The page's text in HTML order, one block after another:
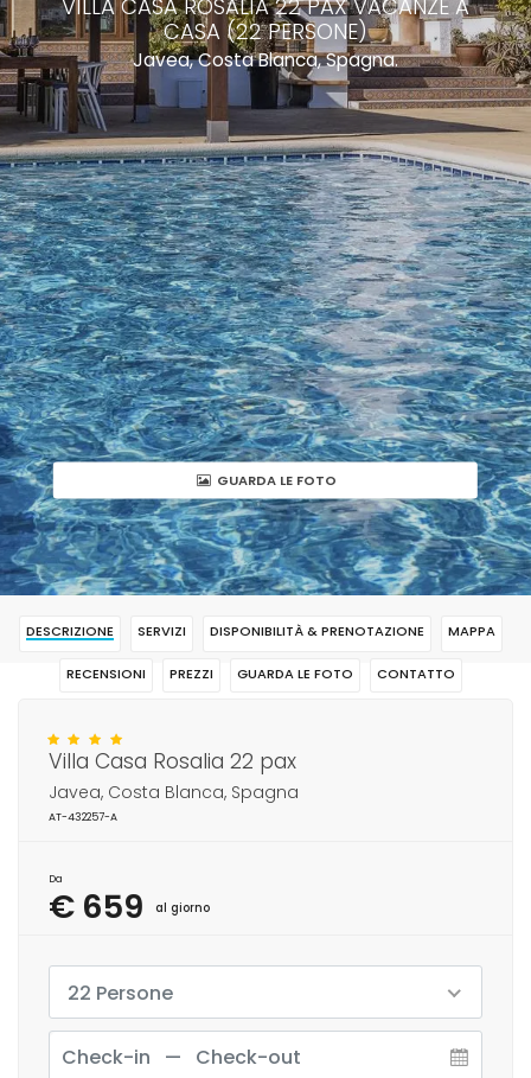
VILLA CASA ROSALIA 22 PAX VACANZE A
CASA (22 PERSONE)
Javea, Costa Blanca, Spagna.
GUARDA LE FOTO
DESCRIZIONE SERVIZI DISPONIBILITÀ & PRENOTAZIONE MAPPA
RECENSIONI PREZZI GUARDA LE FOTO CONTATTO
Villa Casa Rosalia 22 pax
Javea, Costa Blanca, Spagna
AT-432257-A
Da
€ 659 al giorno
22 Persone